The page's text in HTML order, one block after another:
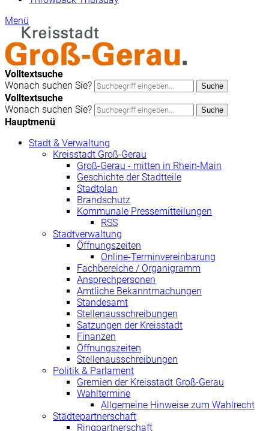
Menü
Volltextsuche
Wonach suchen Sie?
Suche
Volltextsuche
Wonach suchen Sie?
Suche
Hauptmenü
Stadt & Verwaltung
Kreisstadt Groß-Gerau
Groß-Gerau - mitten in Rhein-Main
Geschichte der Stadtteile
Stadtplan
Brandschutz
Kommunale Pressemitteilungen
RSS
Stadtverwaltung
Öffnungszeiten
Online-Terminvereinbarung
Fachbereiche / Organigramm
Ansprechpersonen
Amtliche Bekanntmachungen
Standesamt
Stellenausschreibungen
Satzungen der Kreisstadt
Finanzen
Öffnungszeiten
Stellenausschreibungen
Politik & Parlament
Gremien der Kreisstadt Groß-Gerau
Wahltermine
Allgemeine Hinweise zum Wahlrecht
Städtepartnerschaft
Ringpartnerschaft